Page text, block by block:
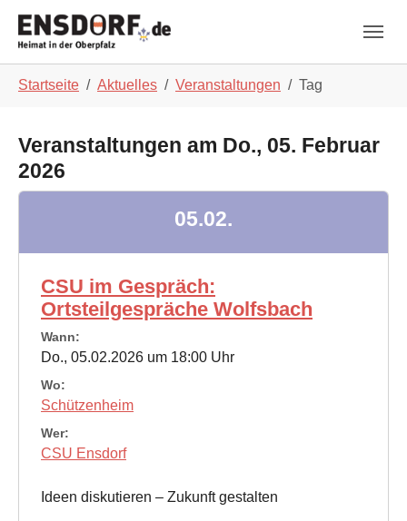
Startseite Aktuelles Veranstaltungen Tag
Veranstaltungen am Do., 05. Februar
2026
05.02.
CSU im Gespräch:
Ortsteilgespräche Wolfsbach
Wann:
Do., 05.02.2026 um 18:00 Uhr
Wo:
Schützenheim
Wer:
CSU Ensdorf
Ideen diskutieren – Zukunft gestalten